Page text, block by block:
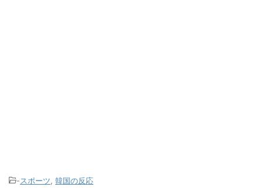
-スポーツ 韓国の反応